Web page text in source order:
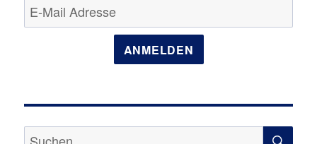
ANMELDEN
Suche